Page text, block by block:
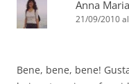
Anna Maria
21/09/2010
Bene, bene, bene!